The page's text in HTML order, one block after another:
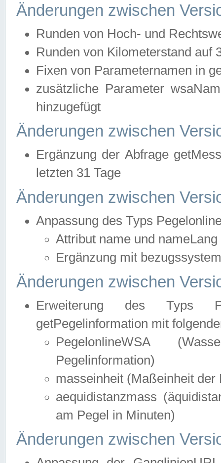
Änderungen zwischen
Runden von Hoch- und
Runden von Kilometerstand auf
Fixen von Parameternamen in
zusätzliche Parameter
hinzugefügt
Änderungen zwischen
Ergänzung der Abfrage
letzten 31 Tage
Änderungen zwischen
Anpassung des Typs
Attribut name und
Ergänzung mit
Änderungen zwischen
Erweiterung des Typs
getPegelinformation mit
PegelonlineWSA
Pegelinformation)
masseinheit (Maßeinheit der
aequidistanzmass
am Pegel in Minuten)
Änderungen zwischen